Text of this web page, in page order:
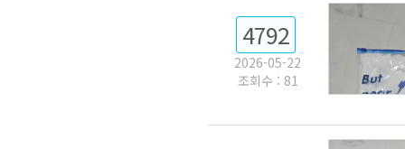
4792
2026-05-22
조회수 : 81